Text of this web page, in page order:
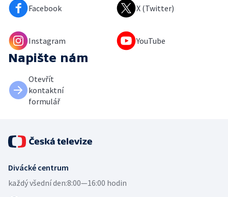
Facebook X (Twitter)
Instagram YouTube
Napište nám
Otevřít
kontaktní
formulář
Divácké centrum
každý všední den:8:00—16:00 hodin